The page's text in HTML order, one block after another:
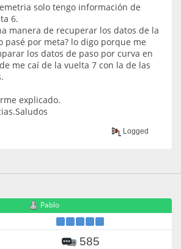
solo tengo información de
6.
manera de recuperar los datos de la
pasé por meta? lo digo porque me
los datos de paso por curva en
me caí de la vuelta 7 con la de las
explicado.
Logged
Pablo
585